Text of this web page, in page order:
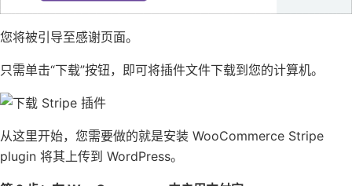
您将被引导至感谢页面。
只需单击“下载”按钮，即可将插件文件下载到您的计算机。
从这里开始，您需要做的就是安装 WooCommerce Stripe
plugin 将其上传到 WordPress。